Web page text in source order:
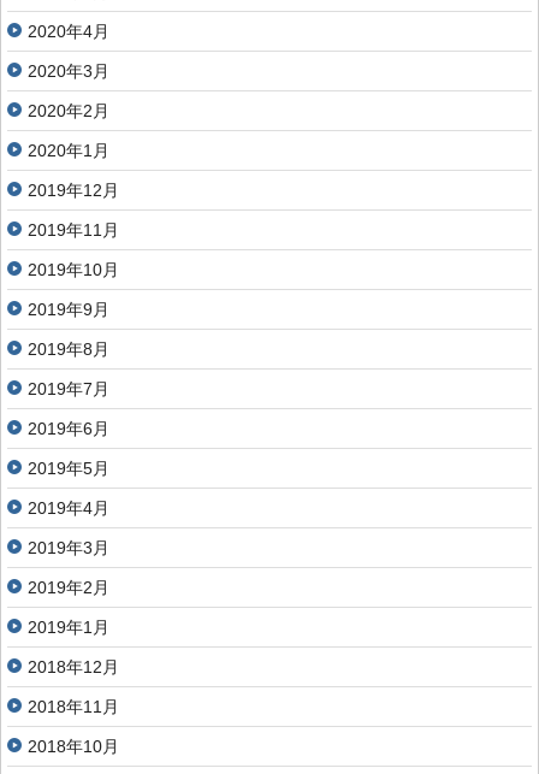
2020年4月
2020年3月
2020年2月
2020年1月
2019年12月
2019年11月
2019年10月
2019年9月
2019年8月
2019年7月
2019年6月
2019年5月
2019年4月
2019年3月
2019年2月
2019年1月
2018年12月
2018年11月
2018年10月